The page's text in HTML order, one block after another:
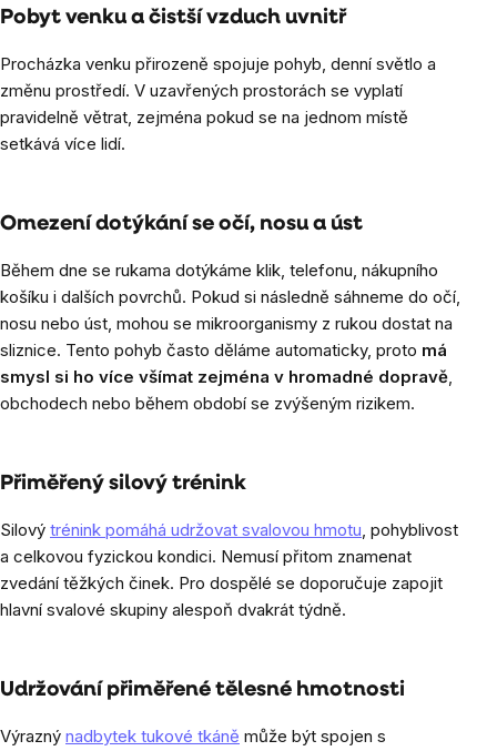
Pobyt venku a čistší vzduch uvnitř
Procházka venku přirozeně spojuje pohyb, denní světlo a
změnu prostředí. V uzavřených prostorách se vyplatí
pravidelně větrat, zejména pokud se na jednom místě
setkává více lidí.
Omezení dotýkání se očí, nosu a úst
Během dne se rukama dotýkáme klik, telefonu, nákupního
košíku i dalších povrchů. Pokud si následně sáhneme do očí,
nosu nebo úst, mohou se mikroorganismy z rukou dostat na
sliznice. Tento pohyb často děláme automaticky, proto má
smysl si ho více všímat zejména v hromadné dopravě,
obchodech nebo během období se zvýšeným rizikem.
Přiměřený silový trénink
Silový trénink pomáhá udržovat svalovou hmotu, pohyblivost
a celkovou fyzickou kondici. Nemusí přitom znamenat
zvedání těžkých činek. Pro dospělé se doporučuje zapojit
hlavní svalové skupiny alespoň dvakrát týdně.
Udržování přiměřené tělesné hmotnosti
Výrazný nadbytek tukové tkáně může být spojen s